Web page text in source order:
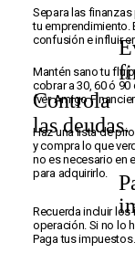
Separa las
tu emprendimiento.
confusión e influir
03
Mantén sano tu
cobrar a 30, 60 ó
(ver Amigo
Controla
las deudas.
Haz una lista de
y compra lo que
no es necesario en
para adquirirlo.
05
Recuerda incluir
operación. Si no lo
Paga tus impuestos.